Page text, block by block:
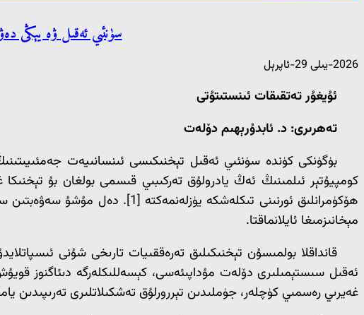
سۈنئىي ئەقىل ۋە يېڭى
2026-يىلى 29-ئاپرېل
ئۇيغۇر تەتقىقات ئىنستىتۇتى
تەھرىرى: د. ئابدۇرېھىم دۆلەت
بۈگۈنكى كۈندە سۈنئىي ئەقىل تېخنىكىسى ئىنسانىيەت
كومپيۇتېر ئىلمىنىڭ ئەڭ يادرولۇق تەركىبىي قىسمى بولغان بۇ تېخنىكا
ھۆكۈمرانلىق ئورنىنى تىكلەشكە
مېخانىزمىغا ئايلانماقتا.
ئەقىل سىستېمىلىرى دۆلەت مۇداپىئەسى، كېسەللىكلەرگە دىئاگنوز
غەيرىي رەسمىي كۈچلەر، جۈملىدىن تېررورلۇق تەشكىلاتلىرى تەرىپىدىن